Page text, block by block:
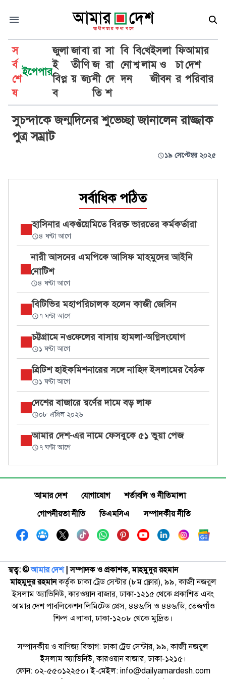
স
র্ব
শে
ষ
ইপেপার
জুলা
ই
বিপ্ল
ব
জা
তী
য়
বা
ণি
জ্য
রা
জ
নী
তি
সা
রা
দে
শ
বি
নো
দন
বি
শ্ব
খে
লা
ইসলা
ম ও
জীবন
ফি
চা
র
আমার
দেশ
পরিবার
অভিনেত্রী সুচন্দা
সুচন্দাকে জন্মদিনের শুভেচ্ছা জানালেন রাজ্জাক
পুত্র সম্রাট
১৯ সেপ্টেম্বর ২০২৫
সর্বাধিক পঠিত
হাসিনার একগুঁয়েমিতে বিরক্ত ভারতের কর্মকর্তারা
৪ ঘণ্টা আগে
নারী আসনের এমপিকে আসিফ মাহমুদের আইনি
নোটিশ
৪ ঘণ্টা আগে
বিটিভির মহাপরিচালক হলেন কাজী জেসিন
৭ ঘণ্টা আগে
চট্টগ্রামে নওফেলের বাসায় হামলা-অগ্নিসংযোগ
১ ঘণ্টা আগে
ব্রিটিশ হাইকমিশনারের সঙ্গে নাহিদ ইসলামের বৈঠক
১ ঘণ্টা আগে
দেশের বাজারে স্বর্ণের দামে বড় লাফ
০৮ এপ্রিল ২০২৬
আমার দেশ-এর নামে ফেসবুকে ৫১ ভুয়া পেজ
৭ ঘণ্টা আগে
আমার দেশ যোগাযোগ
শর্তাবলি ও নীতিমালা
গোপনীয়তা নীতি
ডিএমসিএ সম্পাদকীয় নীতি
স্বত্ব: ©️আমার দেশ| সম্পাদক ও প্রকাশক, মাহমুদুর রহমান
মাহমুদুর রহমানকর্তৃক ঢাকা ট্রেড সেন্টার (৮ম ফ্লোর), ৯৯, কাজী নজরুল
ইসলাম অ্যাভিনিউ, কারওয়ান বাজার, ঢাকা-১২১৫ থেকে প্রকাশিত এবং
আমার দেশ পাবলিকেশন লিমিটেড প্রেস, ৪৪৬/সি ও ৪৪৬/ডি, তেজগাঁও
শিল্প এলাকা, ঢাকা-১২০৮ থেকে মুদ্রিত।
সম্পাদকীয় ও বাণিজ্য বিভাগ: ঢাকা ট্রেড সেন্টার, ৯৯, কাজী নজরুল
ইসলাম অ্যাভিনিউ, কারওয়ান বাজার, ঢাকা-১২১৫।
ফোন: ০২-৫৫০১২২৫০। ই-মেইল: info@dailyamardesh.com